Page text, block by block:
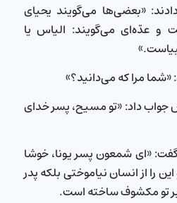
دادند: «بعضی‌ها می‌گویند یحیای
و عدّه‌ای می‌گویند: الیاس یا
جواب داد: «تو مسیح، پسر خدای
گفت: «ای شمعون پسر یونا، خوشا
را از انسان نیاموختی بلكه پدر
تو مكشوف ساخته است.